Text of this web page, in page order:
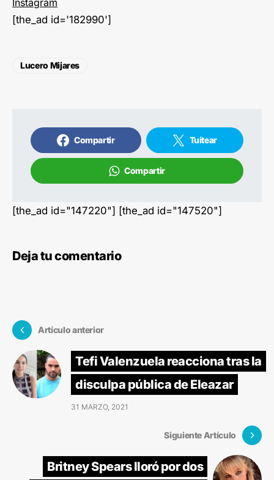
[the_ad id='182990']
Lucero Mijares
Compartir Tuitear
Compartir
[the_ad id="147220"] [the_ad id="147520"]
Deja tu comentario
Artículo anterior
Tefi Valenzuela reacciona tras la
disculpa pública de Eleazar
31 MARZO, 2021
Siguiente Artículo
Britney Spears lloró por dos